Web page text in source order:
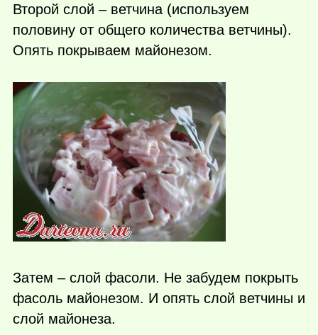
Второй слой – ветчина (используем
половину от общего количества ветчины).
Опять покрываем майонезом.
Затем – слой фасоли. Не забудем покрыть
фасоль майонезом. И опять слой ветчины и
слой майонеза.